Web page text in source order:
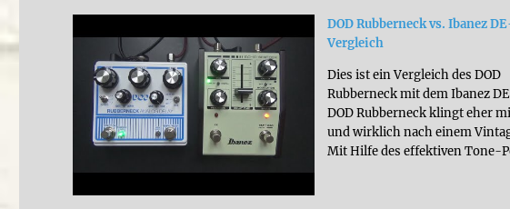
DOD Rubberneck vs. Ibanez
Vergleich
Dies ist ein Vergleich des DOD
Rubberneck mit dem Ibanez
DOD Rubberneck klingt eher
und wirklich nach einem
Mit Hilfe des effektiven Tone-